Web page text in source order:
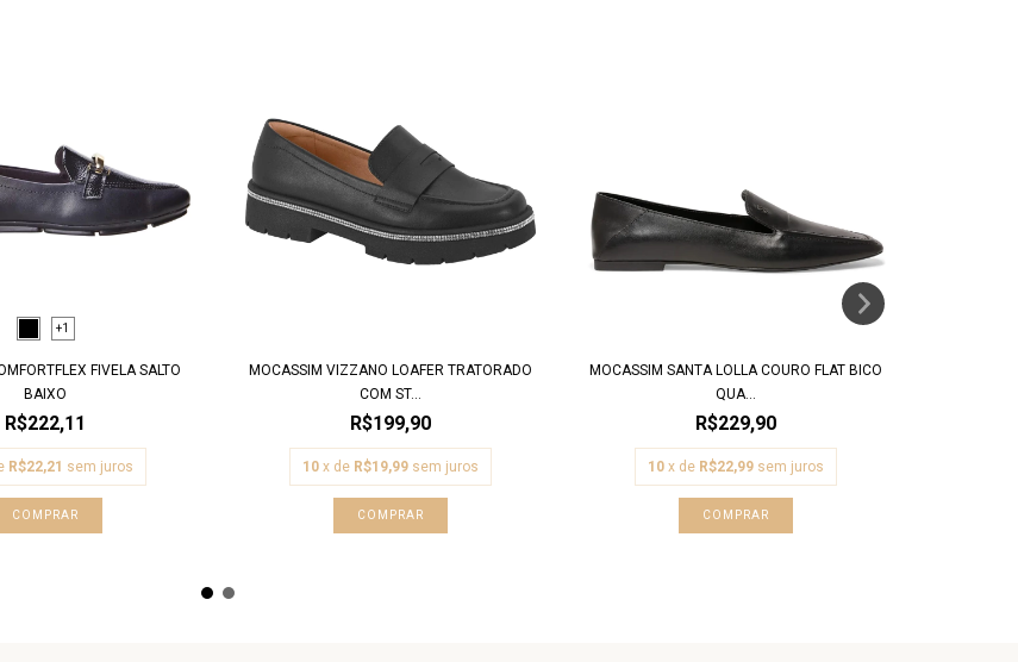
+1
FIVELA SALTO
BAIXO
R$222,11
R$22,21 sem juros
COMPRAR
MOCASSIM VIZZANO LOAFER TRATORADO
COM ST...
R$199,90
10 x de R$19,99 sem juros
COMPRAR
MOCASSIM SANTA LOLLA COURO FLAT BICO
QUA...
R$229,90
10 x de R$22,99 sem juros
COMPRAR